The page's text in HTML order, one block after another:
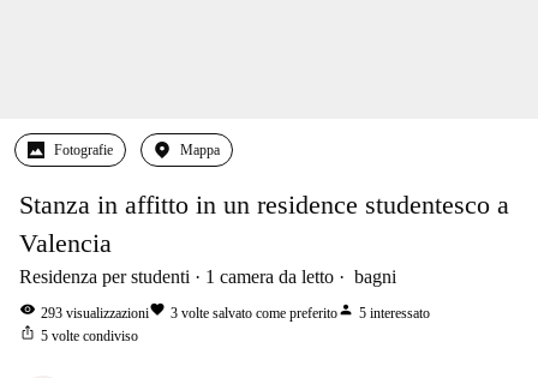
Fotografie Mappa
Stanza in affitto in un residence studentesco a
Valencia
Residenza per studenti 1 camera da letto bagni
visibility 293 visualizzazionifavorite 3 volte salvato come preferitoperson 5 interessato
ios_share 5 volte condiviso